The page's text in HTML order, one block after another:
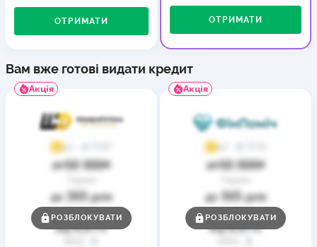
ОТРИМАТИ ОТРИМАТИ
Вам вже готові видати кредит
Акція
4,1
до50 000₴
до 365днів
Ставка
від0,01%
РОЗБЛОКУВАТИ
Акція
4,7
до50 000₴
до 365днів
Ставка
від0,01%
РОЗБЛОКУВАТИ